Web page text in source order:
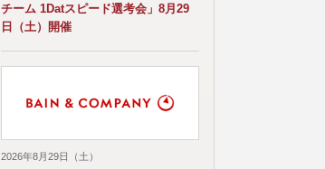
チーム 1Datスピード選考会」8月29
日（土）開催
2026年8月29日（土）